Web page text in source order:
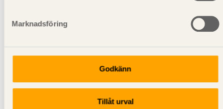
Marknadsföring
Godkänn
Tillåt urval
träbyggande för att främja ett hållbart samhälle och
en livskraftig sågverksnäring. Det gör vi genom att